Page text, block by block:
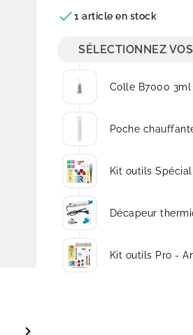

1 article en stock
SÉLECTIONNEZ
Colle B7000 3ml
Poche
Kit outils Spécial
Décapeur
Kit outils Pro -